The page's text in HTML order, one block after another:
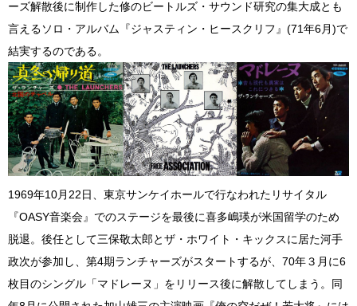
ーズ解散後に制作した修のビートルズ・サウンド研究の集大成とも
言えるソロ・アルバム『ジャスティン・ヒースクリフ』(71年6月)で
結実するのである。
1969年10月22日、東京サンケイホールで行なわれたリサイタル
『OASY音楽会』でのステージを最後に喜多嶋瑛が米国留学のため
脱退。後任として三保敬太郎とザ・ホワイト・キックスに居た河手
政次が参加し、第4期ランチャーズがスタートするが、70年３月に6
枚目のシングル「マドレーヌ」をリリース後に解散してしまう。同